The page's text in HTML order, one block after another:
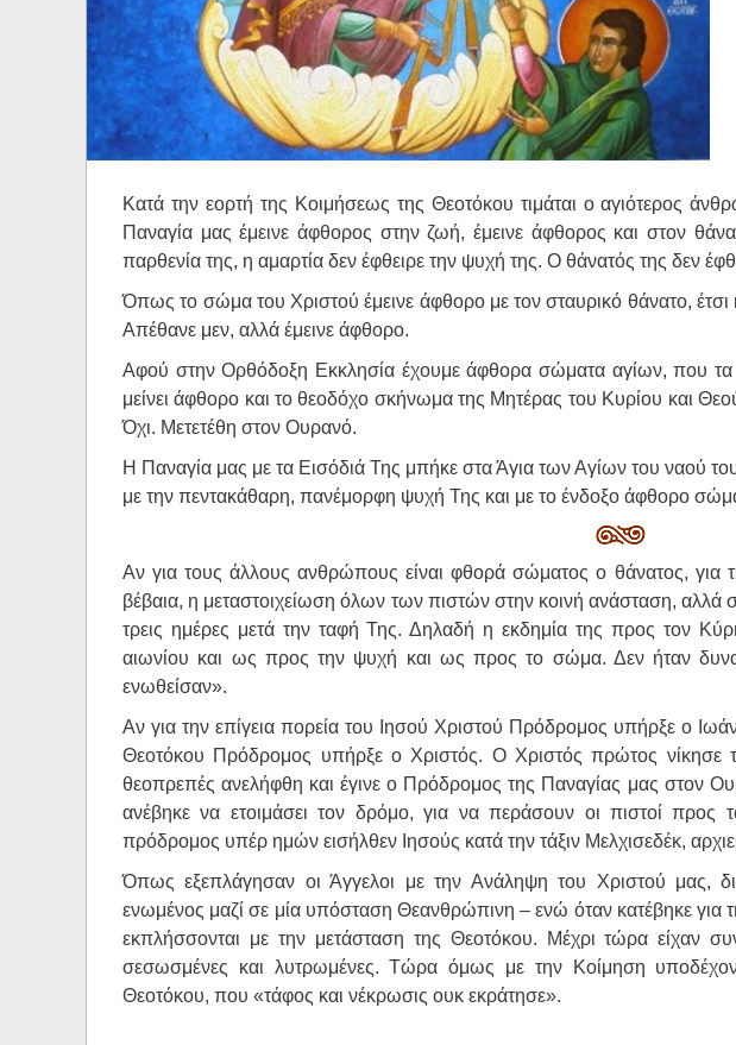
Κατά την εορτή της Κοιμήσεως της Θεοτόκου τιμάται ο αγιότερος
Παναγία μας έμεινε άφθορος στην ζωή, έμεινε άφθορος και στον
παρθενία της, η αμαρτία δεν έφθειρε την ψυχή της. Ο θάνατός της δεν
Όπως το σώμα του Χριστού έμεινε άφθορο με τον σταυρικό θάνατο,
Απέθανε μεν, αλλά έμεινε άφθορο.
Αφού στην Ορθόδοξη Εκκλησία έχουμε άφθορα σώματα αγίων, που
μείνει άφθορο και το θεοδόχο σκήνωμα της Μητέρας του Κυρίου και
Όχι. Μετετέθη στον Ουρανό.
Η Παναγία μας με τα Εισόδιά Της μπήκε στα Άγια των Αγίων του ναού
με την πεντακάθαρη, πανέμορφη ψυχή Της και με το ένδοξο άφθορο
Αν για τους άλλους ανθρώπους είναι φθορά σώματος ο θάνατος, για
βέβαια, η μεταστοιχείωση όλων των πιστών στην κοινή ανάσταση, αλλά
τρεις ημέρες μετά την ταφή Της. Δηλαδή η εκδημία της προς τον
αιωνίου και ως προς την ψυχή και ως προς το σώμα. Δεν ήταν
ενωθείσαν».
Αν για την επίγεια πορεία του Ιησού Χριστού Πρόδρομος υπήρξε ο
Θεοτόκου Πρόδρομος υπήρξε ο Χριστός. Ο Χριστός πρώτος νίκησε
θεοπρεπές ανελήφθη και έγινε ο Πρόδρομος της Παναγίας μας στον
ανέβηκε να ετοιμάσει τον δρόμο, για να περάσουν οι πιστοί
πρόδρομος υπέρ ημών εισήλθεν Ιησούς κατά την τάξιν Μελχισεδέκ,
Όπως εξεπλάγησαν οι Άγγελοι με την Ανάληψη του Χριστού μας,
ενωμένος μαζί σε μία υπόσταση Θεανθρώπινη – ενώ όταν κατέβηκε
εκπλήσσονται με την μετάσταση της Θεοτόκου. Μέχρι τώρα είχαν
σεσωσμένες και λυτρωμένες. Τώρα όμως με την Κοίμηση
Θεοτόκου, που «τάφος και νέκρωσις ουκ εκράτησε».